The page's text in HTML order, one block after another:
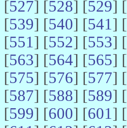
[527] [528] [529] [
[539] [540] [541] [
[551] [552] [553] [
[563] [564] [565] [
[575] [576] [577] [
[587] [588] [589] [
[599] [600] [601] [